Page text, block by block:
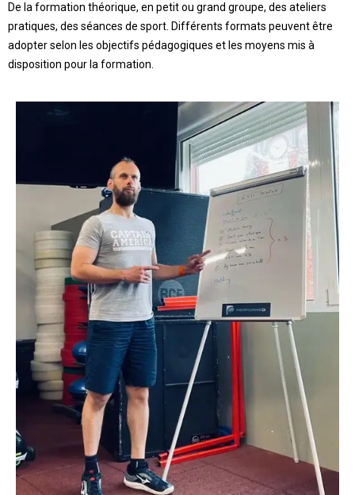
De la formation théorique, en petit ou grand groupe, des ateliers
pratiques, des séances de sport. Différents formats peuvent être
adopter selon les objectifs pédagogiques et les moyens mis à
disposition pour la formation.